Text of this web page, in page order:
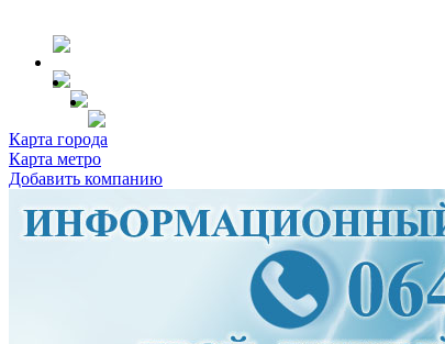
Карта города
Карта метро
Добавить компанию